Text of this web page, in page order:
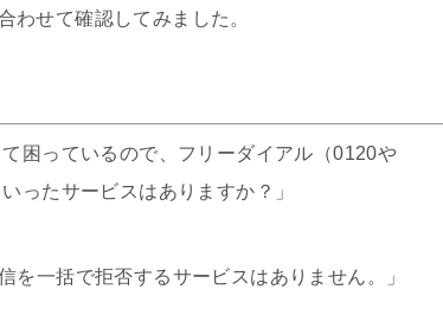
わせて確認してみました。
困っているので、フリーダイアル（0120や
ったサービスはありますか？」
を一括で拒否するサービスはありません。」